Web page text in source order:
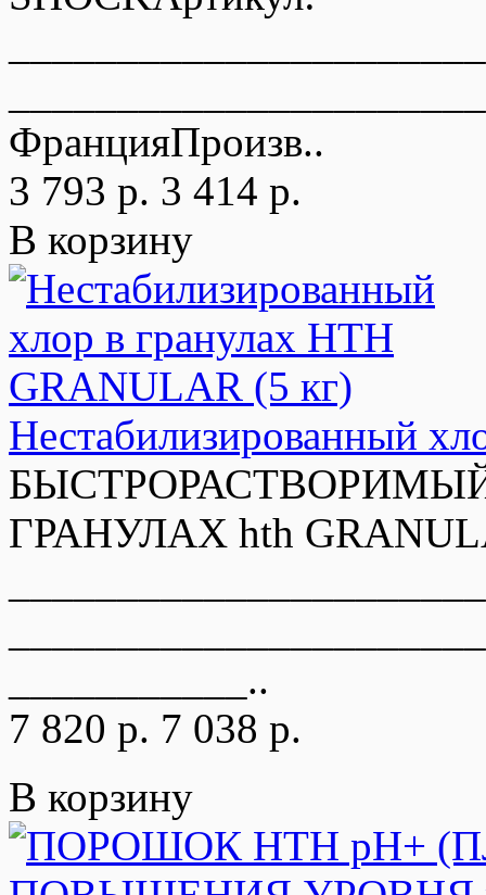
ФранцияПроизв..
3 793 р. 3 414 р.
В корзину
Нестабилизированный
ГРАНУЛАХ hth
___________..
7 820 р. 7 038 р.
В корзину